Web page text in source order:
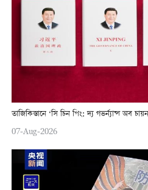
তাজিকিস্তানে ‘সি চিন পিং: দ্য গভর্ন্যান্স অব
07-Aug-2026